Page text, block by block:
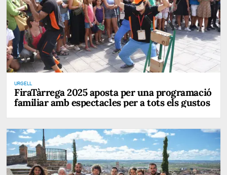
URGELL
FiraTàrrega 2025 aposta per una programació
familiar amb espectacles per a tots els gustos